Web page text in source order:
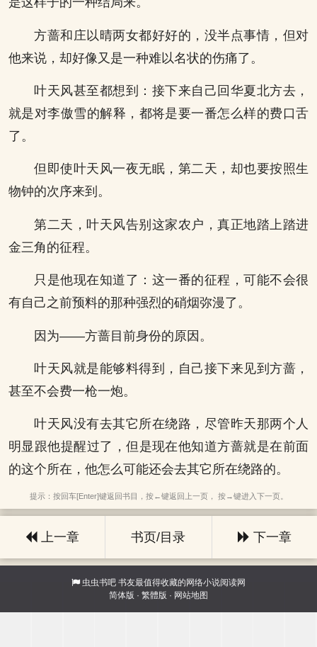
方蔷和庄以晴两女都好好的，没半点事情，但对
他来说，却好像又是一种难以名状的伤痛了。
叶天风甚至都想到：接下来自己回华夏北方去，
就是对李傲雪的解释，都将是要一番怎么样的费口舌
了。
但即使叶天风一夜无眠，第二天，却也要按照生
物钟的次序来到。
第二天，叶天风告别这家农户，真正地踏上踏进
金三角的征程。
只是他现在知道了：这一番的征程，可能不会很
有自己之前预料的那种强烈的硝烟弥漫了。
因为——方蔷目前身份的原因。
叶天风就是能够料得到，自己接下来见到方蔷，
甚至不会费一枪一炮。
叶天风没有去其它所在绕路，尽管昨天那两个人
明显跟他提醒过了，但是现在他知道方蔷就是在前面
的这个所在，他怎么可能还会去其它所在绕路的。
提示：按回车[Enter]键返回书目，按←键返回上一页， 按→键进入下一页。
上一章 书页/目录 下一章
虫虫书吧 书友最值得收藏的网络小说阅读网
简体版 · 繁體版 · 网站地图